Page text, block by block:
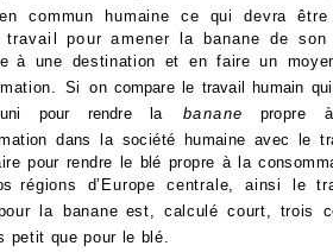
commun humaine ce qui devra
travail pour amener la banane de
à une destination et en faire un
Si on compare le travail humain
pour rendre la banane
propre
dans la société humaine avec le
pour rendre le blé propre à la
régions d’Europe centrale, ainsi le
la banane est, calculé court, trois
petit que pour le blé.